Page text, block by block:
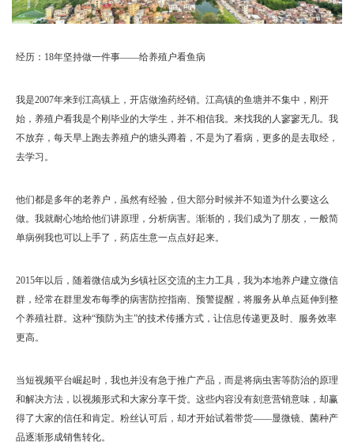
经历：18年坚持做一件事——给养殖户看鱼病
我是2007年来到江高镇上，开店做渔药经销。江高镇的鱼塘并不集中，刚开
始，养殖户看我是个刚毕业的大学生，并不相信我。来找我的人寥寥无几。我
不放弃，每天早上跑去养殖户的塘头蹲着，不是为了看病，更多的是去取经，
去学习。
他们都是多年的老养户，虽然有经验，但大部分时候并不知道为什么要这么
做。我就耐心地给他们讲原理，分析病害。渐渐的，我们成为了朋友，一般简
单病例我也可以上手了，药店生意一点点好起来。
2015年以后，随着微信成为乡镇社区交流的主力工具，我为本地养户建立微信
群，经常在群里发布每季的病害防控指南、预警提醒，将服务从单点延伸到整
个养殖社群。这种“预防为主”的技术传播方式，让信息传递更及时、服务效率
更高。
当短视频平台崛起时，我也并没有急于推广产品，而是将病虫害等防治的原理
和解决方法，以视频形式和大家分享干货。这些内容没有刻意营销意味，却赢
得了大家的信任和肯定。粉丝认可后，却才开始试着带货——显微镜、菌种产
品逐渐形成销售转化。